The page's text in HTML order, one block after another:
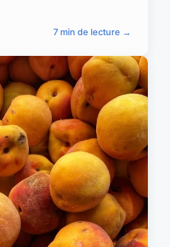
7 min de lecture →